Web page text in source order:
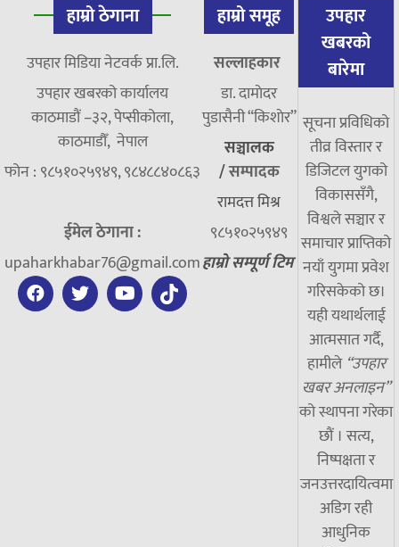
हाम्रो ठेगाना
उपहार मिडिया नेटवर्क प्रा.लि.
उपहार खबरको कार्यालय
काठमाडौं –३२, पेप्सीकोला,
काठमाडौँ, नेपाल
फोन : ९८५१०२५९४९, ९८४८८४०८६३
ईमेल ठेगाना :
upaharkhabar76@gmail.com
हाम्रो समूह
सल्लाहकार
डा. दामाेदर
पुडासैनी “किशाेर”
सञ्चालक
/सम्पादक
रामदत्त मिश्र
९८५१०२५९४९
हाम्रो सम्पूर्ण टिम
उपहार
खबरको
बारेमा
सूचना प्रविधिको
तीव्र विस्तार र
डिजिटल युगको
विकाससँगै,
विश्वले सञ्चार र
समाचार प्राप्तिको
नयाँ युगमा प्रवेश
गरिसकेको छ।
यही यथार्थलाई
आत्मसात गर्दै,
हामीले “उपहार
खबर अनलाइन”
को स्थापना गरेका
छौं । सत्य,
निष्पक्षता र
जनउत्तरदायित्वमा
अडिग रही
आधुनिक